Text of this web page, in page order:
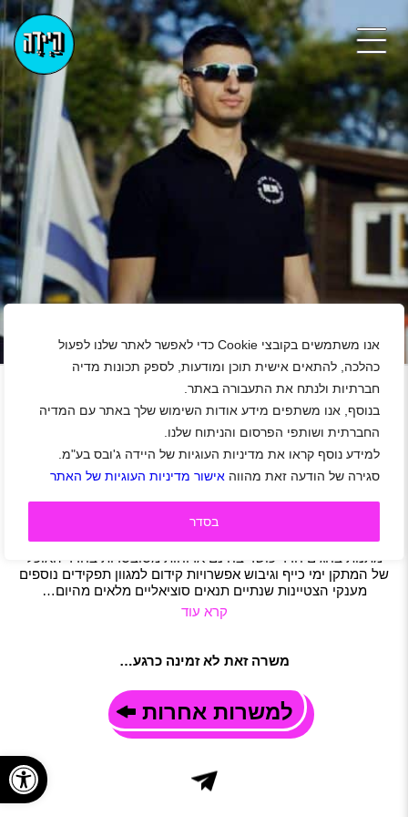
אנו משתמשים בקובצי Cookie כדי לאפשר לאתר שלנו לפעול
כהלכה, להתאים אישית תוכן ומודעות, לספק תכונות מדיה
חברתיות ולנתח את התעבורה באתר.
בנוסף, אנו משתפים מידע אודות השימוש שלך באתר עם המדיה
החברתית ושותפי הפרסום והניתוח שלנו.
למידע נוסף קראו את מדיניות העוגיות של היידה ג'ובס בע"מ.
סגירה של הודעה זאת מהווה אישור מדיניות העוגיות של האתר
בסדר
+
למתקן של משרד הבריאות באזור השרון דרושים/ות
מאבטחים/ות
אזור השרון|פרדסיה |שכר 42-52 ₪ |סטודנטים|
שבתות ושעות נוספות) הסעות הלוך ושוב מחדרה והסביבה למתקן
מתנות בחגים חדר כושר בחינם ארוחות מסובסדות בחדר האוכל
של המתקן ימי כייף וגיבוש אפשרויות קידום למגוון תפקידים נוספים
מענקי הצטיינות שנתיים תנאים סוציאליים מלאים מהיום…
קרא עוד
משרה זאת לא זמינה כרגע…
למשרות אחרות